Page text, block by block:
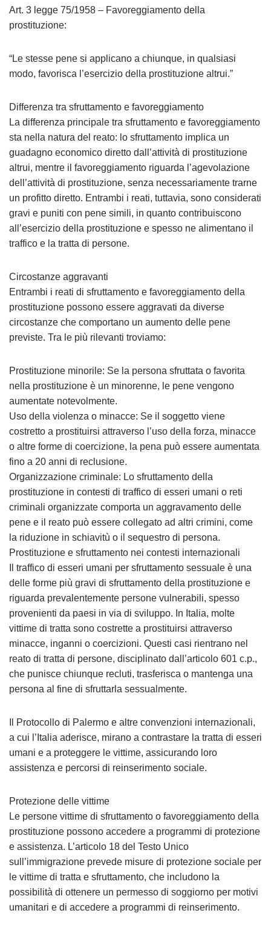
Art. 3 legge 75/1958 – Favoreggiamento della
prostituzione:
“Le stesse pene si applicano a chiunque, in qualsiasi
modo, favorisca l’esercizio della prostituzione altrui.”
Differenza tra sfruttamento e favoreggiamento
La differenza principale tra sfruttamento e favoreggiamento
sta nella natura del reato: lo sfruttamento implica un
guadagno economico diretto dall’attività di prostituzione
altrui, mentre il favoreggiamento riguarda l’agevolazione
dell’attività di prostituzione, senza necessariamente trarne
un profitto diretto. Entrambi i reati, tuttavia, sono considerati
gravi e puniti con pene simili, in quanto contribuiscono
all’esercizio della prostituzione e spesso ne alimentano il
traffico e la tratta di persone.
Circostanze aggravanti
Entrambi i reati di sfruttamento e favoreggiamento della
prostituzione possono essere aggravati da diverse
circostanze che comportano un aumento delle pene
previste. Tra le più rilevanti troviamo:
Prostituzione minorile: Se la persona sfruttata o favorita
nella prostituzione è un minorenne, le pene vengono
aumentate notevolmente.
Uso della violenza o minacce: Se il soggetto viene
costretto a prostituirsi attraverso l’uso della forza, minacce
o altre forme di coercizione, la pena può essere aumentata
fino a 20 anni di reclusione.
Organizzazione criminale: Lo sfruttamento della
prostituzione in contesti di traffico di esseri umani o reti
criminali organizzate comporta un aggravamento delle
pene e il reato può essere collegato ad altri crimini, come
la riduzione in schiavitù o il sequestro di persona.
Prostituzione e sfruttamento nei contesti internazionali
Il traffico di esseri umani per sfruttamento sessuale è una
delle forme più gravi di sfruttamento della prostituzione e
riguarda prevalentemente persone vulnerabili, spesso
provenienti da paesi in via di sviluppo. In Italia, molte
vittime di tratta sono costrette a prostituirsi attraverso
minacce, inganni o coercizioni. Questi casi rientrano nel
reato di tratta di persone, disciplinato dall’articolo 601 c.p.,
che punisce chiunque recluti, trasferisca o mantenga una
persona al fine di sfruttarla sessualmente.
Il Protocollo di Palermo e altre convenzioni internazionali,
a cui l’Italia aderisce, mirano a contrastare la tratta di esseri
umani e a proteggere le vittime, assicurando loro
assistenza e percorsi di reinserimento sociale.
Protezione delle vittime
Le persone vittime di sfruttamento o favoreggiamento della
prostituzione possono accedere a programmi di protezione
e assistenza. L’articolo 18 del Testo Unico
sull’immigrazione prevede misure di protezione sociale per
le vittime di tratta e sfruttamento, che includono la
possibilità di ottenere un permesso di soggiorno per motivi
umanitari e di accedere a programmi di reinserimento.